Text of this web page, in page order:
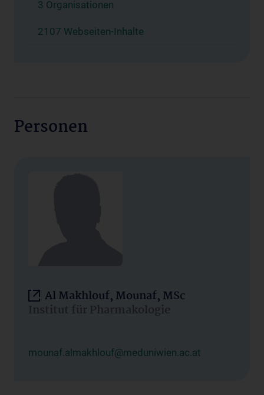
3 Organisationen
2107 Webseiten-Inhalte
Personen
Al Makhlouf, Mounaf, MSc
Institut für Pharmakologie
mounaf.almakhlouf@meduniwien.ac.at